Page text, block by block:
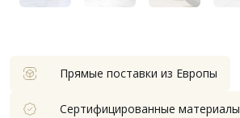
Прямые поставки из Европы
Сертифицированные материалы